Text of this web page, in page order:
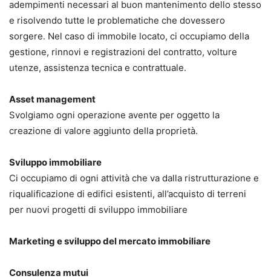
adempimenti necessari al buon mantenimento dello stesso
e risolvendo tutte le problematiche che dovessero
sorgere. Nel caso di immobile locato, ci occupiamo della
gestione, rinnovi e registrazioni del contratto, volture
utenze, assistenza tecnica e contrattuale.
Asset management
Svolgiamo ogni operazione avente per oggetto la
creazione di valore aggiunto della proprietà.
Sviluppo immobiliare
Ci occupiamo di ogni attività che va dalla ristrutturazione e
riqualificazione di edifici esistenti, all’acquisto di terreni
per nuovi progetti di sviluppo immobiliare
Marketing e sviluppo del mercato immobiliare
Consulenza mutui